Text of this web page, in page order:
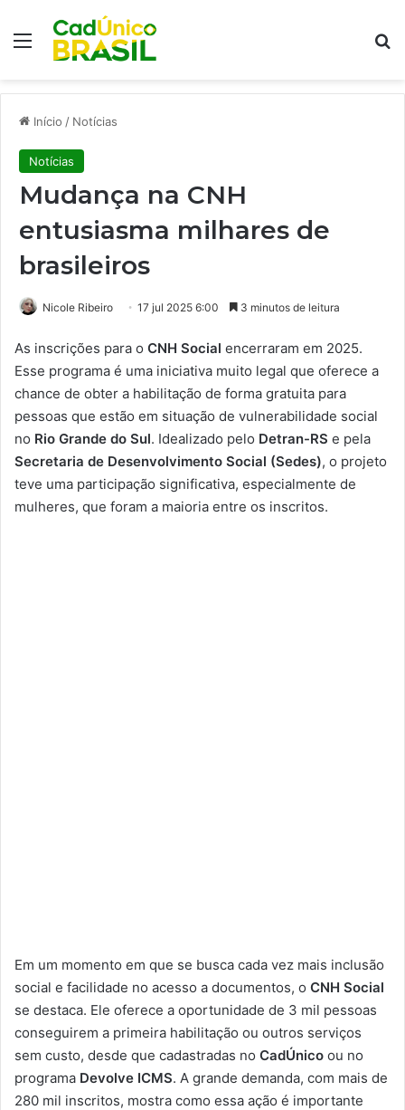
Menu
Início / Notícias
Notícias
Mudança na CNH
entusiasma milhares de
brasileiros
Nicole Ribeiro 17 jul 2025 6:00 3 minutos de leitura
As inscrições para o CNH Social encerraram em 2025.
Esse programa é uma iniciativa muito legal que oferece a
chance de obter a habilitação de forma gratuita para
pessoas que estão em situação de vulnerabilidade social
no Rio Grande do Sul. Idealizado pelo Detran-RS e pela
Secretaria de Desenvolvimento Social (Sedes), o projeto
teve uma participação significativa, especialmente de
mulheres, que foram a maioria entre os inscritos.
Em um momento em que se busca cada vez mais inclusão
social e facilidade no acesso a documentos, o CNH Social
se destaca. Ele oferece a oportunidade de 3 mil pessoas
conseguirem a primeira habilitação ou outros serviços
sem custo, desde que cadastradas no CadÚnico ou no
programa Devolve ICMS. A grande demanda, com mais de
280 mil inscritos, mostra como essa ação é importante